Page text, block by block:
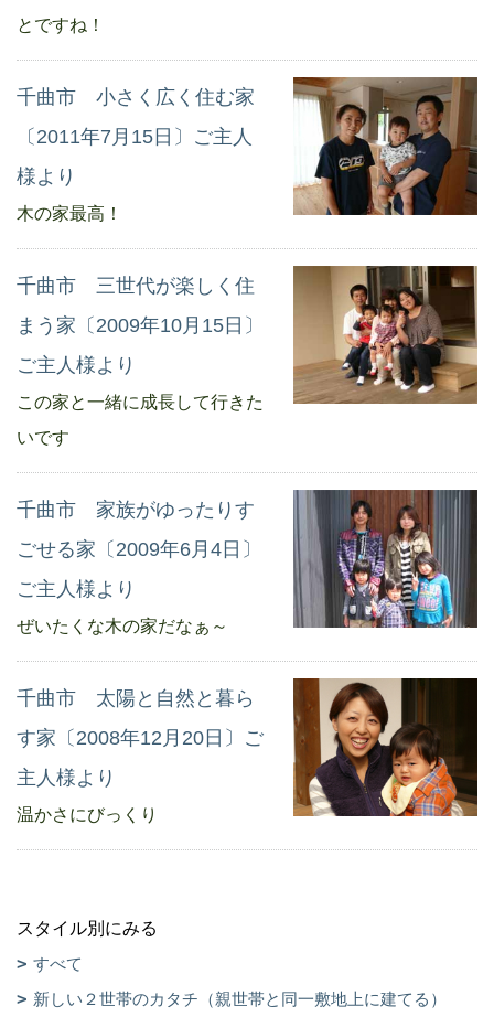
とですね！
千曲市 小さく広く住む家
〔2011年7月15日〕ご主人
様より
木の家最高！
千曲市 三世代が楽しく住
まう家〔2009年10月15日〕
ご主人様より
この家と一緒に成長して行きた
いです
千曲市 家族がゆったりす
ごせる家〔2009年6月4日〕
ご主人様より
ぜいたくな木の家だなぁ～
千曲市 太陽と自然と暮ら
す家〔2008年12月20日〕ご
主人様より
温かさにびっくり
スタイル別にみる
すべて
新しい２世帯のカタチ（親世帯と同一敷地上に建てる）